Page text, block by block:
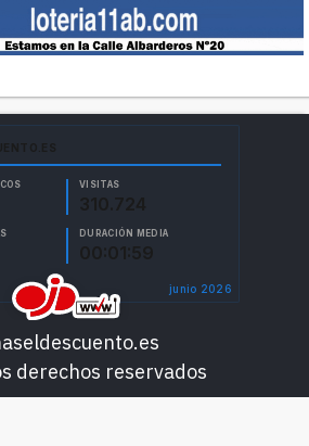
derechos reservados